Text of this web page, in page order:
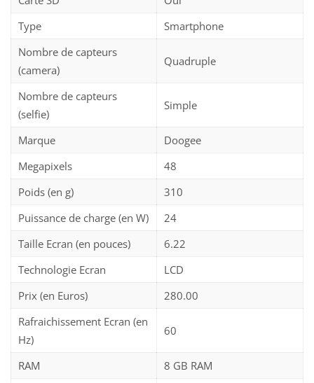
Type
Smartphone
Nombre de capteurs
(camera)
Quadruple
Nombre de capteurs
(selfie)
Simple
Marque
Doogee
Megapixels
48
Poids (en g)
310
Puissance de charge (en W)
24
Taille Ecran (en pouces)
6.22
Technologie Ecran
LCD
Prix (en Euros)
280.00
Rafraichissement Ecran (en
Hz)
60
RAM
8 GB RAM